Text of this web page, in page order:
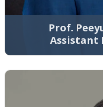
Prof.
Assistant